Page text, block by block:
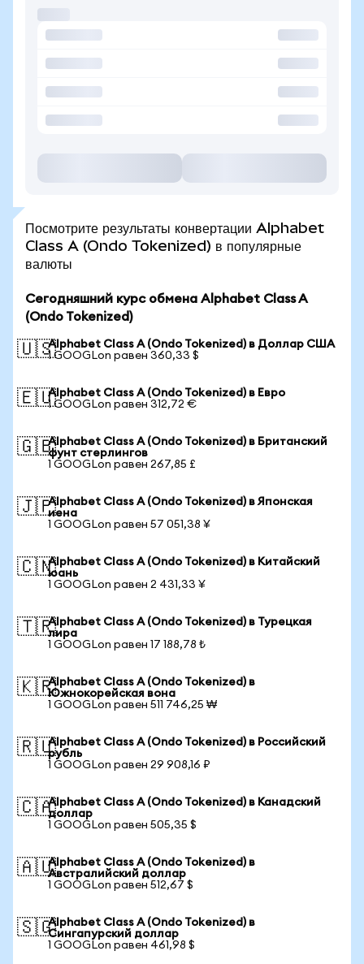
Посмотрите результаты конвертации Alphabet
Class A (Ondo Tokenized) в популярные
валюты
Сегодняшний курс обмена Alphabet Class A
(Ondo Tokenized)
🇺🇸Alphabet Class A (Ondo Tokenized) в Доллар США
1 GOOGLon равен 360,33 $
🇪🇺Alphabet Class A (Ondo Tokenized) в Евро
1 GOOGLon равен 312,72 €
🇬🇧Alphabet Class A (Ondo Tokenized) в Британский
фунт стерлингов
1 GOOGLon равен 267,85 £
🇯🇵Alphabet Class A (Ondo Tokenized) в Японская
иена
1 GOOGLon равен 57 051,38 ¥
🇨🇳Alphabet Class A (Ondo Tokenized) в Китайский
юань
1 GOOGLon равен 2 431,33 ¥
🇹🇷Alphabet Class A (Ondo Tokenized) в Турецкая
лира
1 GOOGLon равен 17 188,78 ₺
🇰🇷Alphabet Class A (Ondo Tokenized) в
Южнокорейская вона
1 GOOGLon равен 511 746,25 ₩
🇷🇺Alphabet Class A (Ondo Tokenized) в Российский
рубль
1 GOOGLon равен 29 908,16 ₽
🇨🇦Alphabet Class A (Ondo Tokenized) в Канадский
доллар
1 GOOGLon равен 505,35 $
🇦🇺Alphabet Class A (Ondo Tokenized) в
Австралийский доллар
1 GOOGLon равен 512,67 $
🇸🇬Alphabet Class A (Ondo Tokenized) в
Сингапурский доллар
1 GOOGLon равен 461,98 $